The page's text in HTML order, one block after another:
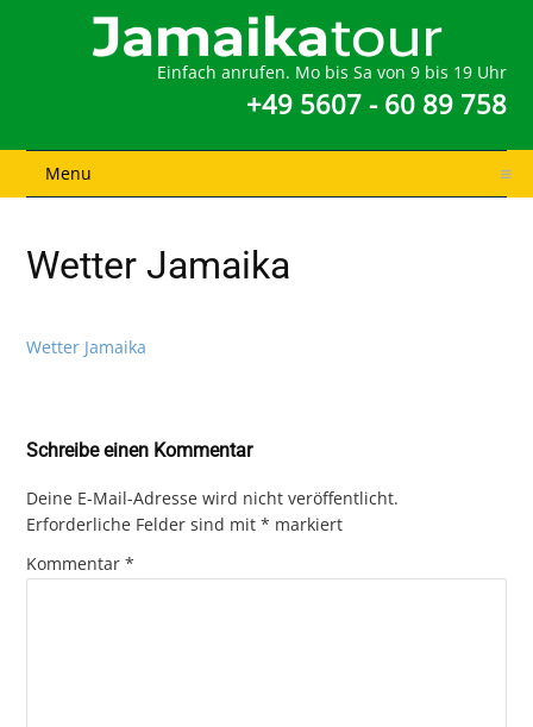
Einfach anrufen. Mo bis Sa von 9 bis 19 Uhr
+49 5607 - 60 89 758
Menu
Wetter Jamaika
Wetter Jamaika
Schreibe einen Kommentar
Deine E-Mail-Adresse wird nicht veröffentlicht.
Erforderliche Felder sind mit* markiert
Kommentar*